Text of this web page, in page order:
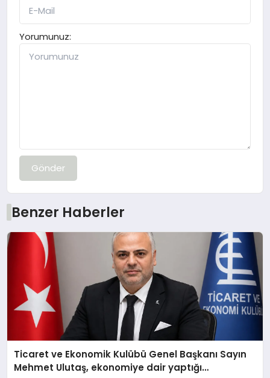
Yorumunuz:
Gönder
Benzer Haberler
Ticaret ve Ekonomik Kulübü Genel Başkanı Sayın
Mehmet Ulutaş, ekonomiye dair yaptığı